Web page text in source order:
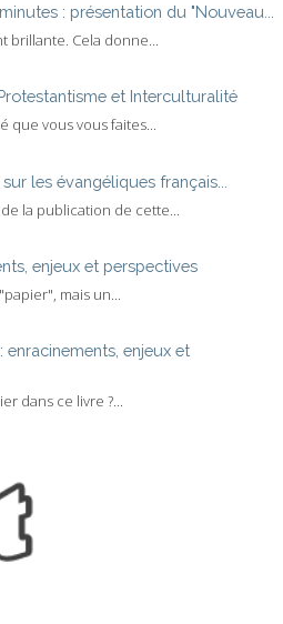
: présentation du "Nouveau...
brillante. Cela donne...
et Interculturalité
que vous vous faites...
les évangéliques français...
la publication de cette...
enjeux et perspectives
mais un...
enracinements, enjeux et
dans ce livre ?...